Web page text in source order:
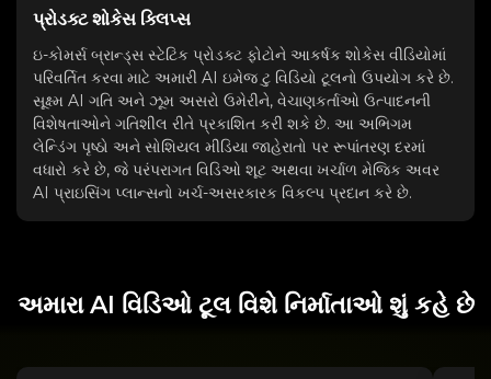
પ્રોડક્ટ શોકેસ ક્લિપ્સ
ઇ-કોમર્સ બ્રાન્ડ્સ સ્ટેટિક પ્રોડક્ટ ફોટોને આકર્ષક શોકેસ વીડિયોમાં
પરિવર્તિત કરવા માટે અમારી AI ઇમેજ ટુ વિડિયો ટૂલનો ઉપયોગ કરે છે.
સૂક્ષ્મ AI ગતિ અને ઝૂમ અસરો ઉમેરીને, વેચાણકર્તાઓ ઉત્પાદનની
વિશેષતાઓને ગતિશીલ રીતે પ્રકાશિત કરી શકે છે. આ અભિગમ
લેન્ડિંગ પૃષ્ઠો અને સોશિયલ મીડિયા જાહેરાતો પર રૂપાંતરણ દરમાં
વધારો કરે છે, જે પરંપરાગત વિડિઓ શૂટ અથવા ખર્ચાળ મેજિક અવર
AI પ્રાઇસિંગ પ્લાન્સનો ખર્ચ-અસરકારક વિકલ્પ પ્રદાન કરે છે.
અમારા AI વિડિઓ ટૂલ વિશે નિર્માતાઓ શું કહે છે